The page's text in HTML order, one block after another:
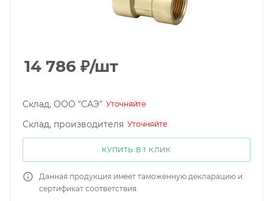
14 786 ₽/шт
Склад, ООО "САЭ" Уточняйте
Склад, производителя Уточняйте
КУПИТЬ В 1 КЛИК
Данная продукция имеет таможенную декларацию и
сертификат соответствия.